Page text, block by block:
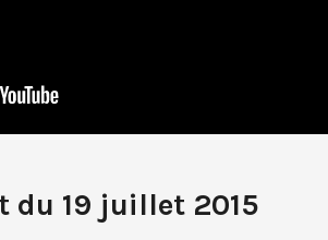
du 19 juillet 2015